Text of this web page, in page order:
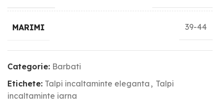
MARIMI 39-44
Categorie: Barbati
Etichete: Talpi incaltaminte eleganta , Talpi
incaltaminte iarna